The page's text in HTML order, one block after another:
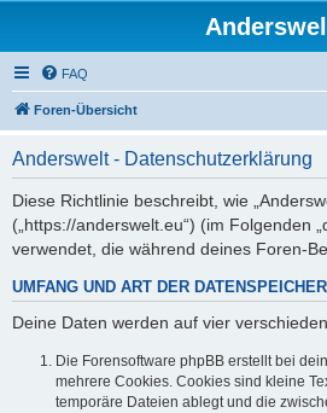
FAQ
Foren-Übersicht
Anderswelt - Datenschutzerklärung
Diese Richtlinie beschreibt, wie
(„https://anderswelt.eu“) (im Folgenden
verwendet, die während deines Foren-
UMFANG UND ART DER
Deine Daten werden auf vier
Die Forensoftware phpBB erstellt bei
mehrere Cookies. Cookies sind kleine
temporäre Dateien ablegt und die